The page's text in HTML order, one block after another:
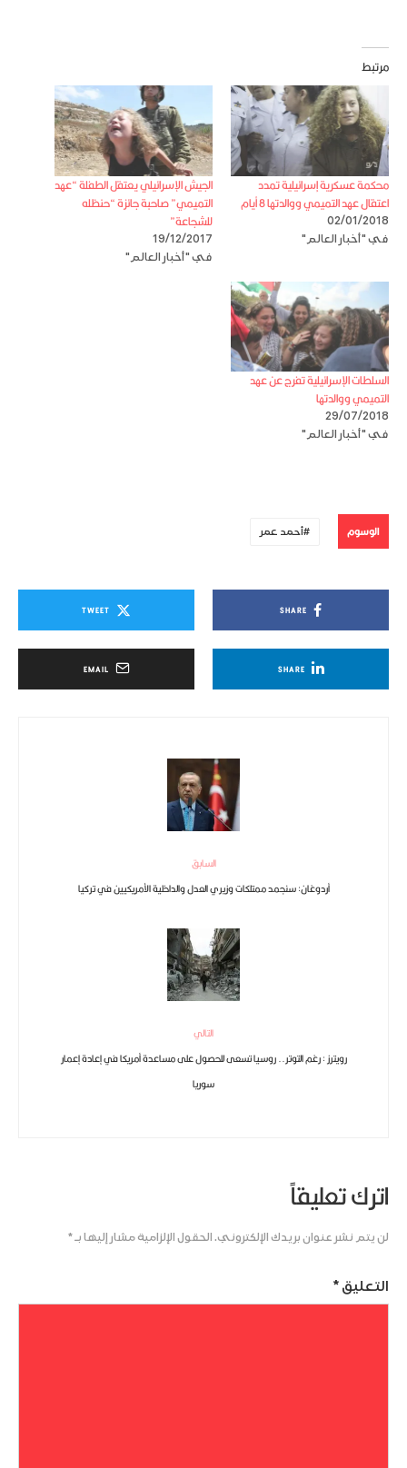
مرتبط
محكمة عسكرية إسرائيلية تمدد
اعتقال عهد التميمي ووالدتها 8 أيام
02/01/2018
في "أخبار العالم"
الجيش الإسرائيلي يعتقل الطفلة “عهد
التميمي” صاحبة جائزة “حنظله
للشجاعة”
19/12/2017
في "أخبار العالم"
السلطات الإسرائيلية تفرج عن عهد
التميمي ووالدتها
29/07/2018
في "أخبار العالم"
الوسوم أحمد عمر
SHARE
TWEET
SHARE
EMAIL
السابق
أردوغان: سنجمد ممتلكات وزيري العدل والداخلية الأمريكيين في تركيا
التالي
رويترز : رغم التوتر.. روسيا تسعى للحصول على مساعدة أمريكا في إعادة إعمار
سوريا
اترك تعليقاً
لن يتم نشر عنوان بريدك الإلكتروني. الحقول الإلزامية مشار إليها بـ*
التعليق *